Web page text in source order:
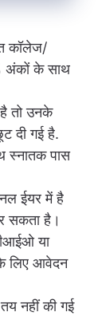
कॉलेज/
अंकों के साथ
तो उनके
दी गई है.
स्नातक पास
ईयर में है
सकता है।
या
लिए आवेदन
नहीं की गई